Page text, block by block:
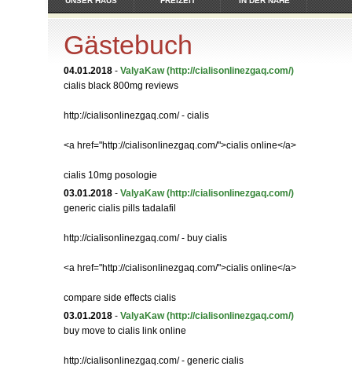
Gästebuch
04.01.2018 - ValyaKaw (http://cialisonlinezgaq.com/)
cialis black 800mg reviews
http://cialisonlinezgaq.com/ - cialis
<a href="http://cialisonlinezgaq.com/">cialis online</a>
cialis 10mg posologie
03.01.2018 - ValyaKaw (http://cialisonlinezgaq.com/)
generic cialis pills tadalafil
http://cialisonlinezgaq.com/ - buy cialis
<a href="http://cialisonlinezgaq.com/">cialis online</a>
compare side effects cialis
03.01.2018 - ValyaKaw (http://cialisonlinezgaq.com/)
buy move to cialis link online
http://cialisonlinezgaq.com/ - generic cialis